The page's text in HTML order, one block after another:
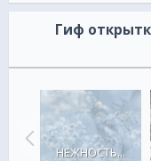
Гиф
НЕЖНОСТЬ...